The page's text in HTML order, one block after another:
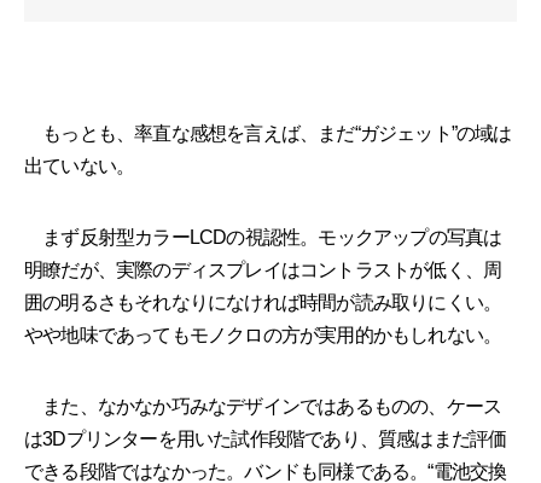
もっとも、率直な感想を言えば、まだ“ガジェット”の域は
出ていない。
まず反射型カラーLCDの視認性。モックアップの写真は
明瞭だが、実際のディスプレイはコントラストが低く、周
囲の明るさもそれなりになければ時間が読み取りにくい。
やや地味であってもモノクロの方が実用的かもしれない。
また、なかなか巧みなデザインではあるものの、ケース
は3Dプリンターを用いた試作段階であり、質感はまだ評価
できる段階ではなかった。バンドも同様である。“電池交換